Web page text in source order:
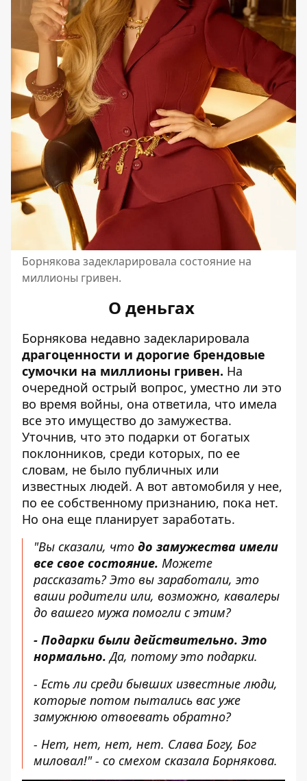
Борнякова задекларировала состояние на
миллионы гривен.
О деньгах
Борнякова недавно задекларировала
драгоценности и дорогие брендовые
сумочки на миллионы гривен. На
очередной острый вопрос, уместно ли это
во время войны, она ответила, что имела
все это имущество до замужества.
Уточнив, что это подарки от богатых
поклонников, среди которых, по ее
словам, не было публичных или
известных людей. А вот автомобиля у нее,
по ее собственному признанию, пока нет.
Но она еще планирует заработать.
"Вы сказали, что до замужества имели
все свое состояние. Можете
рассказать? Это вы заработали, это
ваши родители или, возможно, кавалеры
до вашего мужа помогли с этим?
- Подарки были действительно. Это
нормально. Да, потому это подарки.
- Есть ли среди бывших известные люди,
которые потом пытались вас уже
замужнюю отвоевать обратно?
- Нет, нет, нет, нет. Слава Богу, Бог
миловал!" - со смехом сказала Борнякова.